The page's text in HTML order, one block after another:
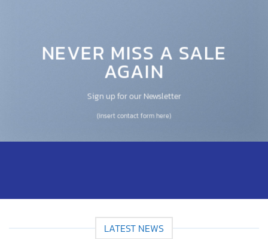
NEVER MISS A SALE
AGAIN
Sign up for our Newsletter
(insert contact form here)
LATEST NEWS